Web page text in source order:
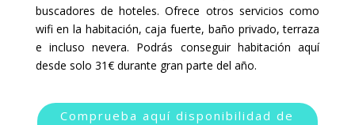
buscadores de hoteles. Ofrece otros servicios como
wifi en la habitación, caja fuerte, baño privado, terraza
e incluso nevera. Podrás conseguir habitación aquí
desde solo 31€ durante gran parte del año.
Comprueba aquí disponibilidad de